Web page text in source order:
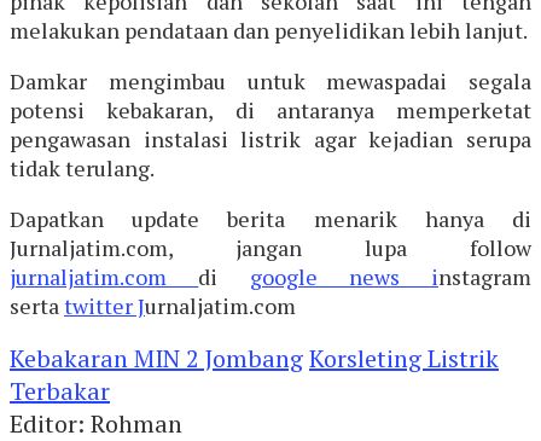
melakukan pendataan dan penyelidikan lebih lanjut.
Damkar mengimbau untuk mewaspadai segala
potensi kebakaran, di antaranya memperketat
pengawasan instalasi listrik agar kejadian serupa
tidak terulang.
Dapatkan update berita menarik hanya di
Jurnaljatim.com, jangan lupa follow
jurnaljatim.com di google news instagram
serta twitter Jurnaljatim.com
Kebakaran MIN 2 JombangKorsleting Listrik
Terbakar
Editor: Rohman